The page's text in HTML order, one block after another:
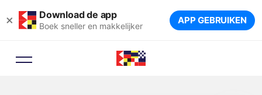
× Download de app
Boek sneller en makkelijker APP GEBRUIKEN